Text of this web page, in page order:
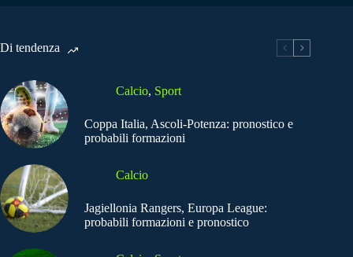
Di tendenza
Calcio, Sport
Coppa Italia, Ascoli-Potenza: pronostico e
probabili formazioni
Calcio
Jagiellonia Rangers, Europa League:
probabili formazioni e pronostico